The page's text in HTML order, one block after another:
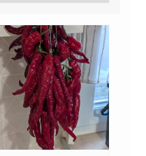
ancien